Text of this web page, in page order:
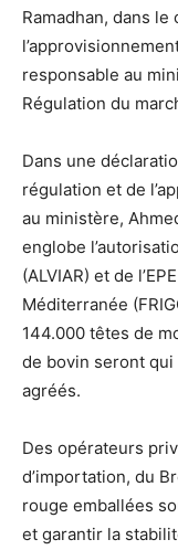
Ramadhan, dans
responsable au
Régulation du
Dans une
régulation et de
au ministère,
englobe
(ALVIAR) et de
Méditerranée
144.000 têtes de
de bovin seront
agréés.
Des opérateurs
d’importation, du
rouge emballées
et garantir la